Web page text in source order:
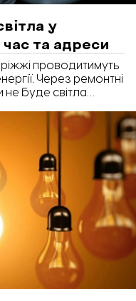
у
та адреси
проводитимуть
Через ремонтні
буде світла